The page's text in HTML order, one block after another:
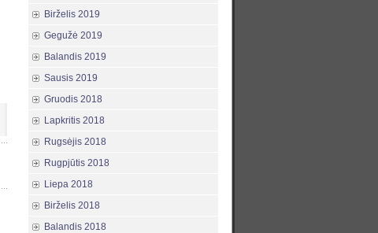
Birželis 2019
Gegužė 2019
Balandis 2019
Sausis 2019
Gruodis 2018
Lapkritis 2018
Rugsėjis 2018
Rugpjūtis 2018
Liepa 2018
Birželis 2018
Balandis 2018